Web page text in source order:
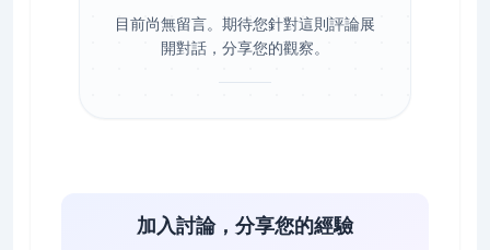
目前尚無留言。期待您針對這則評論展
開對話，分享您的觀察。
加入討論，分享您的經驗